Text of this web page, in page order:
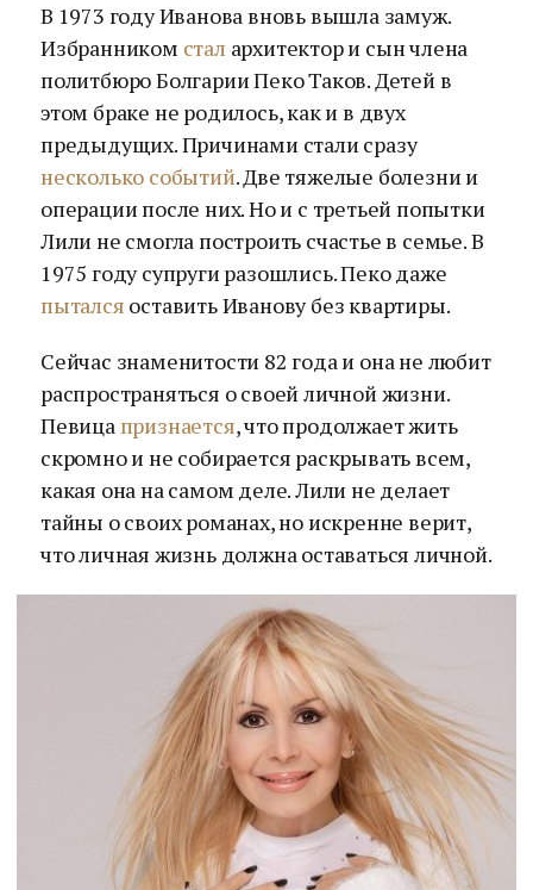
В 1973 году Иванова вновь вышла замуж.
Избранником стал архитектор и сын члена
политбюро Болгарии Пеко Таков. Детей в
этом браке не родилось, как и в двух
предыдущих. Причинами стали сразу
несколько событий. Две тяжелые болезни и
операции после них. Но и с третьей попытки
Лили не смогла построить счастье в семье. В
1975 году супруги разошлись. Пеко даже
пытался оставить Иванову без квартиры.
Сейчас знаменитости 82 года и она не любит
распространяться о своей личной жизни.
Певица признается, что продолжает жить
скромно и не собирается раскрывать всем,
какая она на самом деле. Лили не делает
тайны о своих романах, но искренне верит,
что личная жизнь должна оставаться личной.